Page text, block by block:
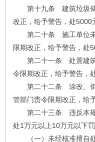
第十九条 建筑垃圾储
改正，给予警告，处5000
第二十条 施工单位未
限期改正，给予警告，处
第二十一条 处置建筑
令限期改正，给予警告，
第二十二条 涂改、倒
管部门责令限期改正，给
第二十三条 违反本规
处1万元以上10万元以下
（一）未经核准擅自处